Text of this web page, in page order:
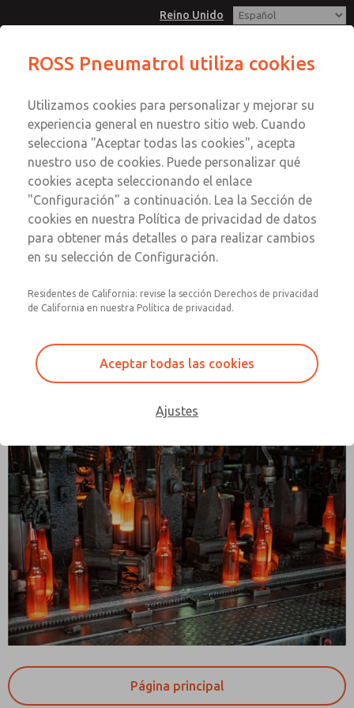
Reino Unido
Cuenta
Registrarse
Inscribirse
IS que ofrece consultoría, desarrollo, diseño, repuestos y servicio en
el sitio. A medida que las necesidades de producción siguen
seguridad sigue siendo una prioridad, mantenerse al día y aplicar
estos cambios puede ser un desafío. ManufactIS puede ayudarle con
todos estos cambios para lograr una máquina más productiva con un
Página principal
ROSS Pneumatrol utiliza cookies
Utilizamos cookies para personalizar y mejorar su
experiencia general en nuestro sitio web. Cuando
selecciona "Aceptar todas las cookies", acepta
nuestro uso de cookies. Puede personalizar qué
cookies acepta seleccionando el enlace
"Configuración" a continuación. Lea la Sección de
cookies en nuestra Política de privacidad de datos
para obtener más detalles o para realizar cambios
en su selección de Configuración.
Residentes de California: revise la sección Derechos de privacidad
de California en nuestra Política de privacidad.
Aceptar todas las cookies
Ajustes